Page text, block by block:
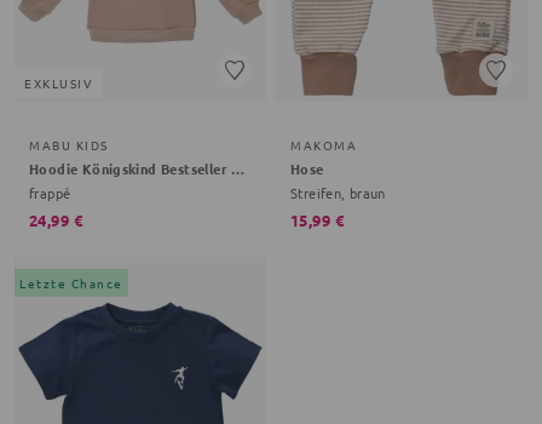
EXKLUSIV
MABU KIDS
Hoodie Königskind Bestseller Kollektion
frappé
24,99 €
MAKOMA
Hose
Streifen, braun
15,99 €
Letzte Chance